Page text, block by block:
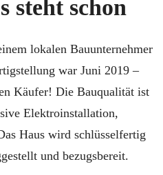
steht schon
lokalen Bauunternehmer
war Juni 2019 –
Käufer! Die Bauqualität ist
Elektroinstallation,
Haus wird schlüsselfertig
und bezugsbereit.